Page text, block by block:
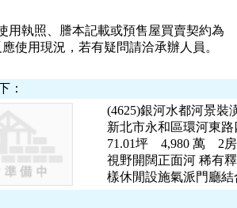
用執照、謄本記載或預售屋買賣契約為
使用現況，若有疑問請洽承辦人員。